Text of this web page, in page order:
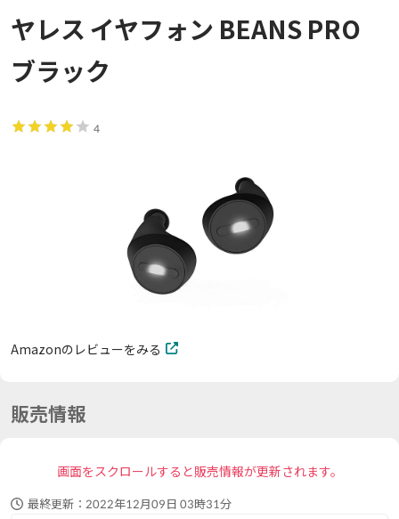
ヤレス イヤフォン BEANS PRO
ブラック
4
Amazonのレビューをみる
販売情報
画面をスクロールすると販売情報が更新されます。
最終更新： 2022年12月09日 03時31分